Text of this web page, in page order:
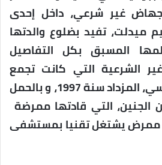
إجهاض غير شرعي، داخل إحدى
ميدلت، تفيد بضلوع والدتها
المسبق بكل التفاصيل
غير الشرعية التي كانت تجمع
ابنتها بالمتهم الرئيسي، المزداد سنة 1997، و بالحمل
الجنين، التي قادتها ممرضة
يشتغل تقنيا بمستشفى